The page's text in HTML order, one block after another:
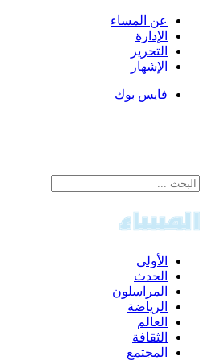
عن المساء
الإدارة
التحرير
الإشهار
فايس بوك
الأولى
الحدث
المراسلون
الرياضة
العالم
الثقافة
المجتمع